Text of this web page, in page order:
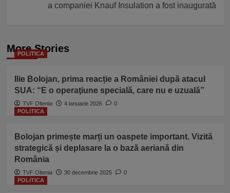
a companiei Knauf Insulation a fost inaugurată
More Stories
POLITICA
Ilie Bolojan, prima reacție a României după atacul
SUA: “E o operaţiune specială, care nu e uzuală”
TVF Oltenia 4 ianuarie 2026
0
POLITICA
Bolojan primește marți un oaspete important. Vizită
strategică și deplasare la o bază aeriană din
România
TVF Oltenia 30 decembrie 2025
0
POLITICA